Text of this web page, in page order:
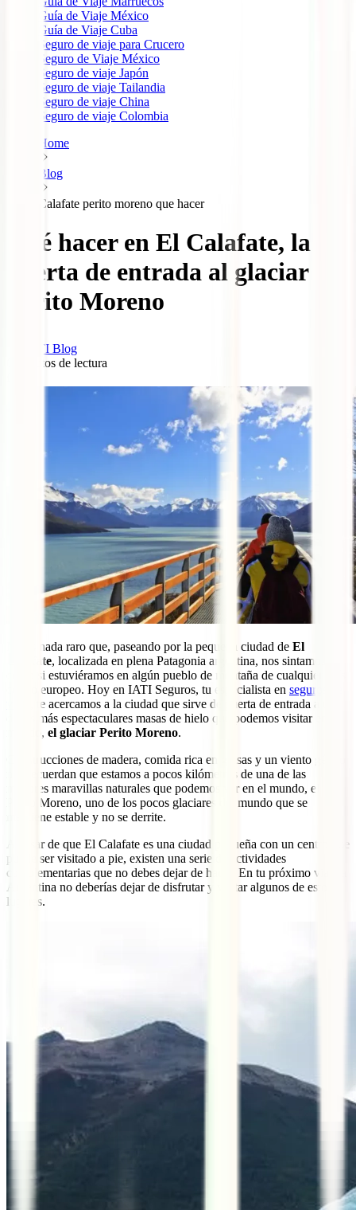
Guía de Viaje México
Guía de Viaje Cuba
Seguro de viaje para Crucero
Seguro de Viaje México
Seguro de viaje Japón
Seguro de viaje Tailandia
Seguro de viaje China
Seguro de viaje Colombia
Home
Blog
Calafate perito moreno que hacer
Qué hacer en El Calafate, la
puerta de entrada al glaciar
Perito Moreno
IATI Blog
minutos de lectura
No es nada raro que, paseando por la pequeña ciudad de El
Calafate, localizada en plena Patagonia argentina, nos sintamos
como si estuviéramos en algún pueblo de montaña de cualquier país
centro europeo. Hoy en IATI Seguros, tu especialista en seguros de
, te acercamos a la ciudad que sirve de puerta de entrada a una
de las más espectaculares masas de hielo que podemos visitar en el
mundo, el glaciar Perito Moreno.
Construcciones de madera, comida rica en grasas y un viento gélido
nos recuerdan que estamos a pocos kilómetros de una de las
mayores maravillas naturales que podemos ver en el mundo, el
Perito Moreno, uno de los pocos glaciares del mundo que se
mantiene estable y no se derrite.
A pesar de que El Calafate es una ciudad pequeña con un centro que
puede ser visitado a pie, existen una serie de actividades
complementarias que no debes dejar de hacer. En tu próximo viaje a
Argentina no deberías dejar de disfrutar y visitar algunos de estos
lugares.